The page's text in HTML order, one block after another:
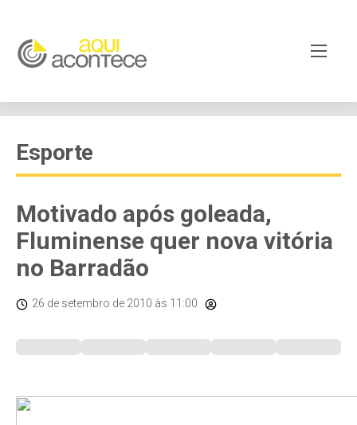
Esporte
Motivado após goleada,
Fluminense quer nova vitória
no Barradão
26 de setembro de 2010 às 11:00